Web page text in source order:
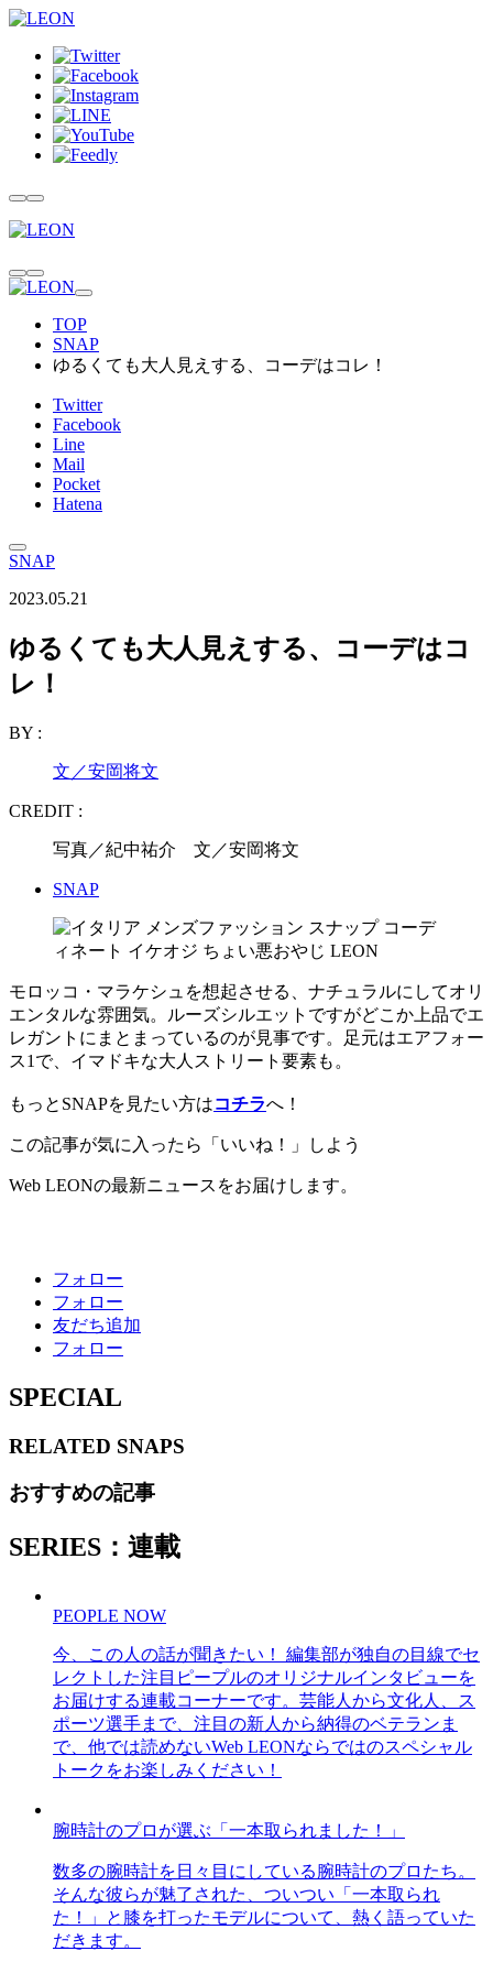
TOP
SNAP
ゆるくても大人見えする、コーデはコレ！
Twitter
Facebook
Line
Mail
Pocket
Hatena
SNAP
2023.05.21
ゆるくても大人見えする、コーデはコ
レ！
BY :
文／安岡将文
CREDIT :
写真／紀中祐介 文／安岡将文
SNAP
モロッコ・マラケシュを想起させる、ナチュラルにしてオリ
エンタルな雰囲気。ルーズシルエットですがどこか上品でエ
レガントにまとまっているのが見事です。足元はエアフォー
ス1で、イマドキな大人ストリート要素も。
もっとSNAPを見たい方はコチラへ！
この記事が気に入ったら「いいね！」しよう
Web LEONの最新ニュースをお届けします。
フォロー
フォロー
友だち追加
フォロー
SPECIAL
RELATED SNAPS
おすすめの記事
SERIES：連載
PEOPLE NOW
今、この人の話が聞きたい！ 編集部が独自の目線でセ
レクトした注目ピープルのオリジナルインタビューを
お届けする連載コーナーです。芸能人から文化人、ス
ポーツ選手まで、注目の新人から納得のベテランま
で、他では読めないWeb LEONならではのスペシャル
トークをお楽しみください！
腕時計のプロが選ぶ「一本取られました！」
数多の腕時計を日々目にしている腕時計のプロたち。
そんな彼らが魅了された、ついつい「一本取られ
た！」と膝を打ったモデルについて、熱く語っていた
だきます。